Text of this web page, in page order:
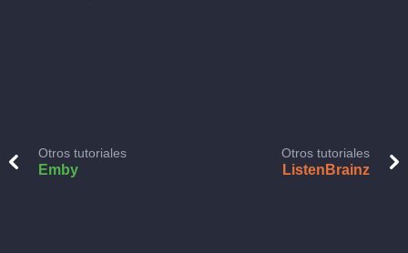
Otros tutoriales
Emby
Otros tutoriales
ListenBrainz